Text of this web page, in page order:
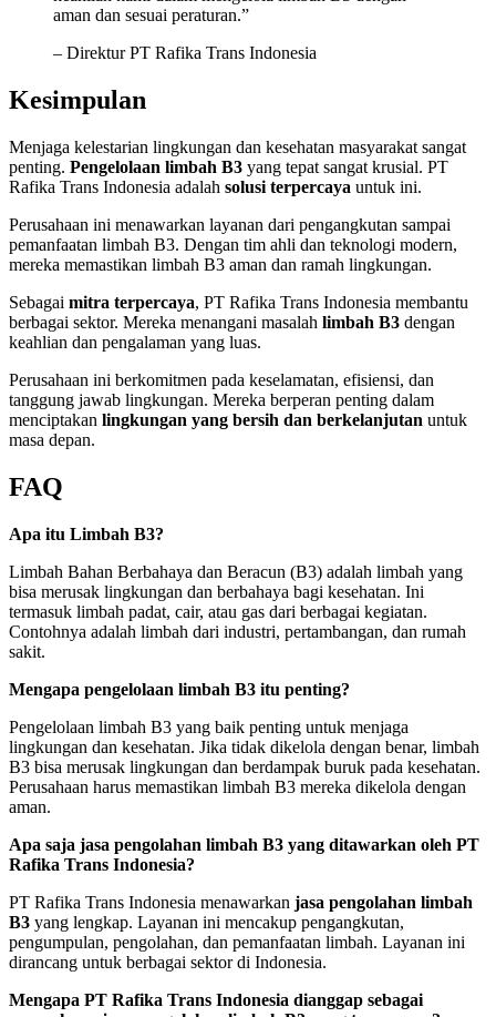
aman dan sesuai peraturan.”
– Direktur PT Rafika Trans Indonesia
Kesimpulan
Menjaga kelestarian lingkungan dan kesehatan masyarakat sangat
penting. Pengelolaan limbah B3 yang tepat sangat krusial. PT
Rafika Trans Indonesia adalah solusi terpercaya untuk ini.
Perusahaan ini menawarkan layanan dari pengangkutan sampai
pemanfaatan limbah B3. Dengan tim ahli dan teknologi modern,
mereka memastikan limbah B3 aman dan ramah lingkungan.
Sebagai mitra terpercaya, PT Rafika Trans Indonesia membantu
berbagai sektor. Mereka menangani masalah limbah B3 dengan
keahlian dan pengalaman yang luas.
Perusahaan ini berkomitmen pada keselamatan, efisiensi, dan
tanggung jawab lingkungan. Mereka berperan penting dalam
menciptakan lingkungan yang bersih dan berkelanjutan untuk
masa depan.
FAQ
Apa itu Limbah B3?
Limbah Bahan Berbahaya dan Beracun (B3) adalah limbah yang
bisa merusak lingkungan dan berbahaya bagi kesehatan. Ini
termasuk limbah padat, cair, atau gas dari berbagai kegiatan.
Contohnya adalah limbah dari industri, pertambangan, dan rumah
sakit.
Mengapa pengelolaan limbah B3 itu penting?
Pengelolaan limbah B3 yang baik penting untuk menjaga
lingkungan dan kesehatan. Jika tidak dikelola dengan benar, limbah
B3 bisa merusak lingkungan dan berdampak buruk pada kesehatan.
Perusahaan harus memastikan limbah B3 mereka dikelola dengan
aman.
Apa saja jasa pengolahan limbah B3 yang ditawarkan oleh PT
Rafika Trans Indonesia?
PT Rafika Trans Indonesia menawarkan jasa pengolahan limbah
B3 yang lengkap. Layanan ini mencakup pengangkutan,
pengumpulan, pengolahan, dan pemanfaatan limbah. Layanan ini
dirancang untuk berbagai sektor di Indonesia.
Mengapa PT Rafika Trans Indonesia dianggap sebagai